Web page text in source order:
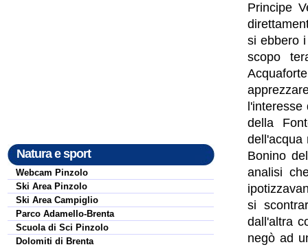
Natura e sport
Webcam Pinzolo
Ski Area Pinzolo
Ski Area Campiglio
Parco Adamello-Brenta
Scuola di Sci Pinzolo
Dolomiti di Brenta
Principe
si ebbero
scopo
della
dell'acqua
Bonino
analisi
si
dall'altra
negò ad